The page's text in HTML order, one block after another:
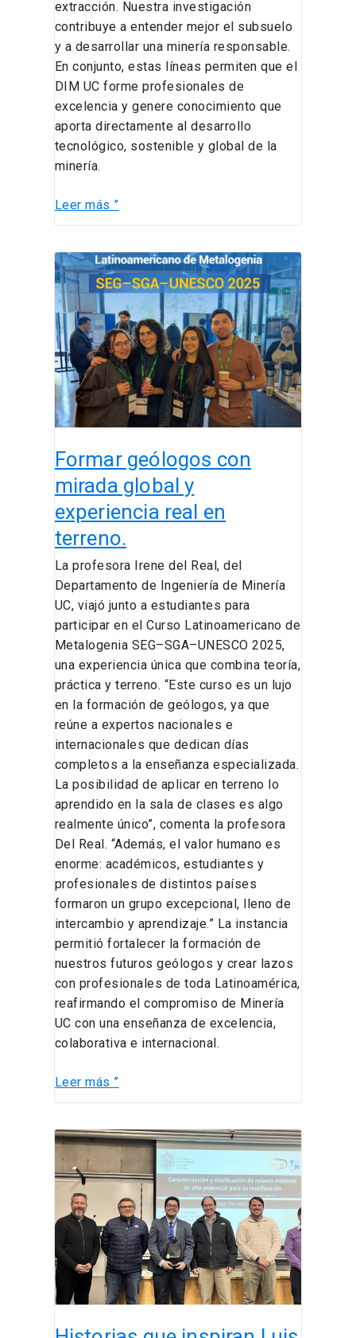
extracción. Nuestra investigación
contribuye a entender mejor el subsuelo
y a desarrollar una minería responsable.
En conjunto, estas líneas permiten que el
DIM UC forme profesionales de
excelencia y genere conocimiento que
aporta directamente al desarrollo
tecnológico, sostenible y global de la
minería.
Leer más ”
Formar geólogos con
mirada global y
experiencia real en
terreno.
La profesora Irene del Real, del
Departamento de Ingeniería de Minería
UC, viajó junto a estudiantes para
participar en el Curso Latinoamericano de
Metalogenia SEG–SGA–UNESCO 2025,
una experiencia única que combina teoría,
práctica y terreno. “Este curso es un lujo
en la formación de geólogos, ya que
reúne a expertos nacionales e
internacionales que dedican días
completos a la enseñanza especializada.
La posibilidad de aplicar en terreno lo
aprendido en la sala de clases es algo
realmente único”, comenta la profesora
Del Real. “Además, el valor humano es
enorme: académicos, estudiantes y
profesionales de distintos países
formaron un grupo excepcional, lleno de
intercambio y aprendizaje.” La instancia
permitió fortalecer la formación de
nuestros futuros geólogos y crear lazos
con profesionales de toda Latinoamérica,
reafirmando el compromiso de Minería
UC con una enseñanza de excelencia,
colaborativa e internacional.
Formar
geólogos
con
mirada
global
y
experiencia
real
en
Leer más ”
Historias
que
inspiran
Luis
Felipe
Morales
/
Postgrado
DIM